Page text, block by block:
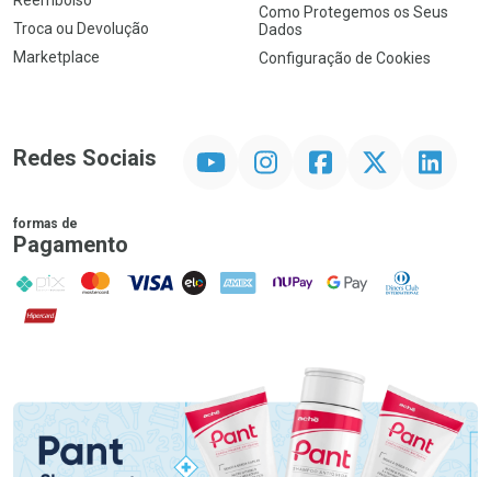
Troca ou Devolução
Marketplace
Como Protegemos os Seus
Dados
Configuração de Cookies
Redes Sociais InstagramFacebookTwitter Linkedin
formas de
Pagamento
PIX MasterCard
VISA ELO AMEX NuPay Google PayDiners Club
Hipercard
Promoção em Destaque